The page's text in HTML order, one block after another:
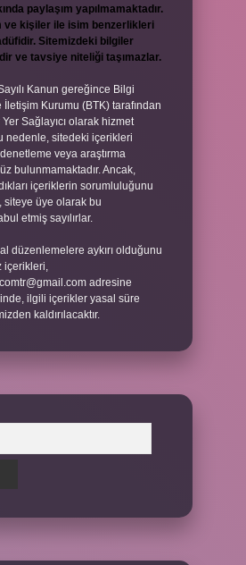
paylaşım yapılmamaktadır.
ve kişiler ile isim benzerlikleri
Sitemizdeki bilgiler
ve tavsiye niteliği taşımazlar.
Kanun gereğince Bilgi
Kurumu (BTK) tarafından
Sağlayıcı olarak hizmet
nedenle, sitedeki içerikleri
veya araştırma
bulunmamaktadır. Ancak,
içeriklerin sorumluluğunu
siteye üye olarak bu
etmiş sayılırlar.
düzenlemelere aykırı olduğunu
içerikleri,
adresine
ilgili içerikler yasal süre
kaldırılacaktır.